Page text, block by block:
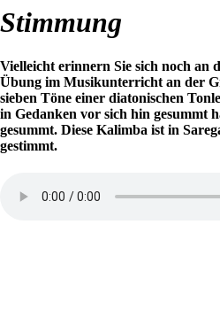
Stimmung
Vielleicht erinnern Sie sich noch an
Übung im Musikunterricht an der
sieben Töne einer diatonischen
in Gedanken vor sich hin gesummt
gesummt. Diese Kalimba ist in
gestimmt.